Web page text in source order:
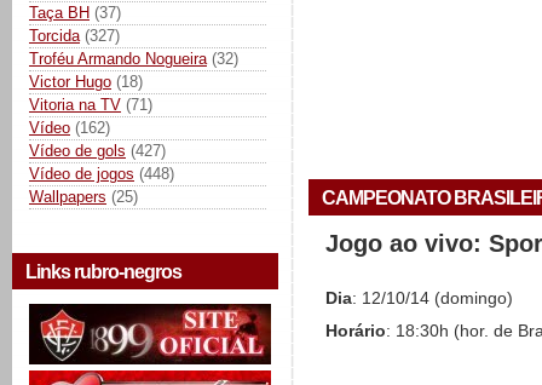
Taça BH (37)
Torcida (327)
Troféu Armando Nogueira (32)
Victor Hugo (18)
Vitoria na TV (71)
Vídeo (162)
Vídeo de gols (427)
Vídeo de jogos (448)
Wallpapers (25)
Links rubro-negros
CAMPEONATO
Jogo ao vivo:
Dia: 12/10/14 (domingo)
Horário: 18:30h (hor. de